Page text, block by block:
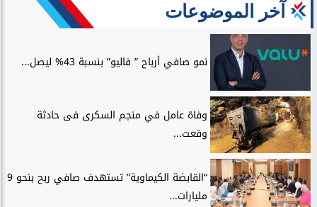
آخر الموضوعات
نمو صافي أرباح ” فاليو” بنسبة 43% ليصل...
وفاة عامل في منجم السكرى فى حادثة
وقعت...
“القابضة الكيماوية” تستهدف صافي ربح بنحو 9
مليارات...